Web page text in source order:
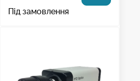
Під замовлення